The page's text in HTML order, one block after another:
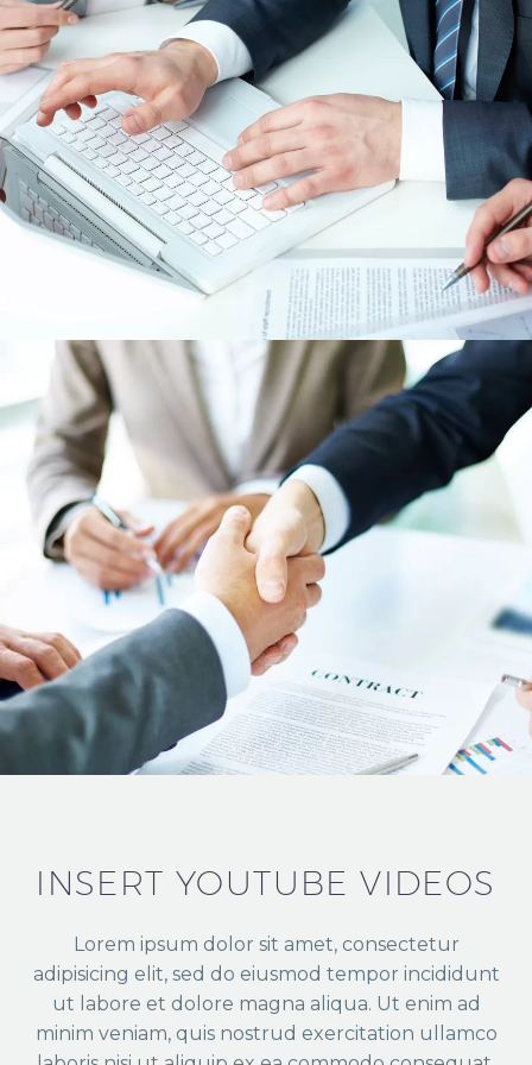
INSERT YOUTUBE VIDEOS
Lorem ipsum dolor sit amet, consectetur
adipisicing elit, sed do eiusmod tempor incididunt
ut labore et dolore magna aliqua. Ut enim ad
minim veniam, quis nostrud exercitation ullamco